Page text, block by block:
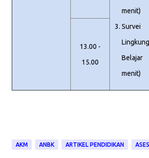
menit)
Survei
menit)
13.00 -
15.00
AKM ANBK ARTIKEL PENDIDIKAN